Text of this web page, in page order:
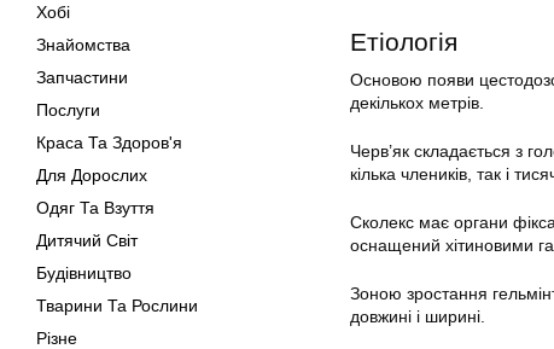
Хобі
Знайомства
Запчастини
Послуги
Краса Та Здоров'я
Для Дорослих
Одяг Та Взуття
Дитячий Світ
Будівництво
Тварини Та Рослини
Різне
Етіологія
Основою появи
декількох метрів.
Черв’як складається з
кілька члеників, так і
Сколекс має органи
оснащений хітиновими
Зоною зростання
довжині і ширині.